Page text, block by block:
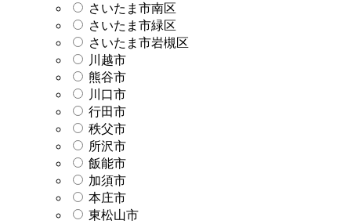
さいたま市南区
さいたま市緑区
さいたま市岩槻区
川越市
熊谷市
川口市
行田市
秩父市
所沢市
飯能市
加須市
本庄市
東松山市